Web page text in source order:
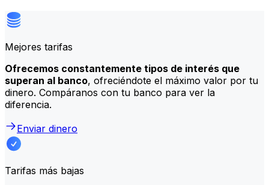
Mejores tarifas
Ofrecemos constantemente tipos de interés que
superan al banco, ofreciéndote el máximo valor por tu
dinero. Compáranos con tu banco para ver la
diferencia.
Enviar dinero
Tarifas más bajas